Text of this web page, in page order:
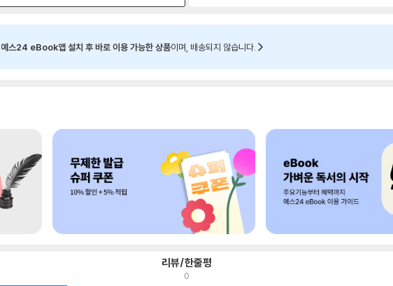
예스24 eBook앱 설치 후 바로 이용 가능한 상품이며, 배송되지 않습니다.
리뷰/한줄평
0